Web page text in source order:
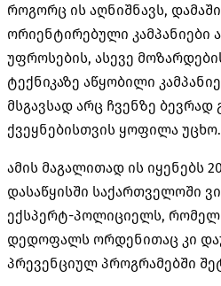
როგორც ის აღნიშნავს,
ორიენტირებული კამპანიები
უფროსების, ასევე
ტექნიკაზე აწყობილი
მსგავსად არც ჩვენზე
ქვეყნებისთვის ყოფილა უცხო.
ამის მაგალითად ის იყენებს
დასაწყისში საქართველოში
ექსპერტ-პოლიციელს,
დედოფალს ორდენითაც კი
პრევენციულ პროგრამებში